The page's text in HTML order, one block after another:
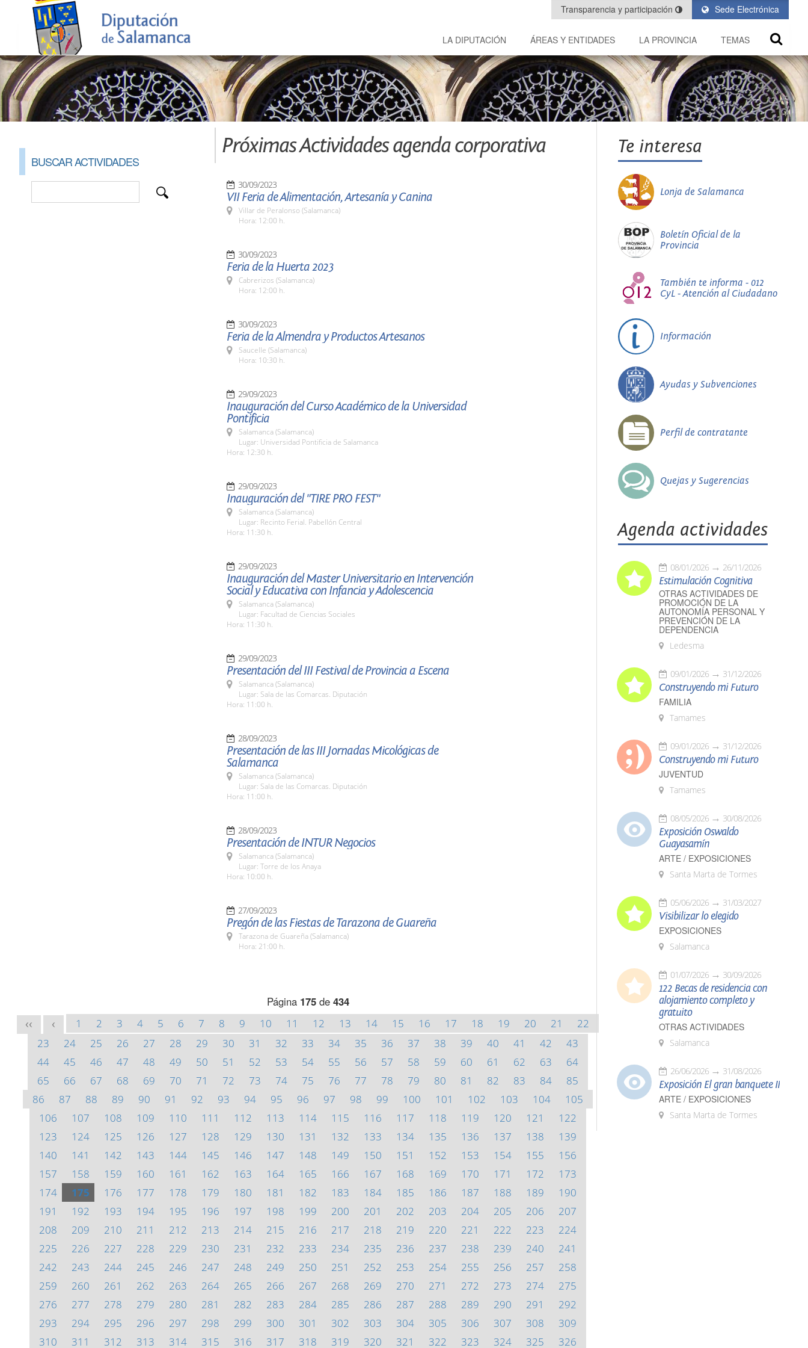
Sede Electrónica
Transparencia y participación
LA DIPUTACIÓN ÁREAS Y ENTIDADES LA PROVINCIA TEMAS
BUSCAR ACTIVIDADES
Próximas Actividades agenda corporativa
30/09/2023
VII Feria de Alimentación, Artesanía y Canina
Villar de Peralonso (Salamanca)
Hora: 12:00 h.
30/09/2023
Feria de la Huerta 2023
Cabrerizos (Salamanca)
Hora: 12:00 h.
30/09/2023
Feria de la Almendra y Productos Artesanos
Saucelle (Salamanca)
Hora: 10:30 h.
29/09/2023
Inauguración del Curso Académico de la Universidad
Pontificia
Salamanca (Salamanca)
Lugar: Universidad Pontificia de Salamanca
Hora: 12:30 h.
29/09/2023
Inauguración del "TIRE PRO FEST"
Salamanca (Salamanca)
Lugar: Recinto Ferial. Pabellón Central
Hora: 11:30 h.
29/09/2023
Inauguración del Master Universitario en Intervención
Social y Educativa con Infancia y Adolescencia
Salamanca (Salamanca)
Lugar: Facultad de Ciencias Sociales
Hora: 11:30 h.
29/09/2023
Presentación del III Festival de Provincia a Escena
Salamanca (Salamanca)
Lugar: Sala de las Comarcas. Diputación
Hora: 11:00 h.
28/09/2023
Presentación de las III Jornadas Micológicas de
Salamanca
Salamanca (Salamanca)
Lugar: Sala de las Comarcas. Diputación
Hora: 11:00 h.
28/09/2023
Presentación de INTUR Negocios
Salamanca (Salamanca)
Lugar: Torre de los Anaya
Hora: 10:00 h.
27/09/2023
Pregón de las Fiestas de Tarazona de Guareña
Tarazona de Guareña (Salamanca)
Hora: 21:00 h.
Página 175de 434
<< < 1 2 3 4 5 6 7 8 9 10 11 12 13 14 15 16 17 18 19 20 21
22
23
24 25 26 27 28 29 30 31 32 33 34 35 36 37 38 39 40 41 42
43
44
45 46 47 48 49 50 51 52 53 54 55 56 57 58 59 60 61 62 63
64
65
66 67 68 69 70 71 72 73 74 75 76 77 78 79 80 81 82 83 84
85
86
87 88 89 90 91 92 93 94 95 96 97 98 99 100 101 102 103 104
105
106
107 108 109 110 111 112 113 114 115 116 117 118 119 120 121
122
123
124 125 126 127 128 129 130 131 132 133 134 135 136 137 138
139
140
141 142 143 144 145 146 147 148 149 150 151 152 153 154 155
156
157
158 159 160 161 162 163 164 165 166 167 168 169 170 171 172
173
174
175 176 177 178 179 180 181 182 183 184 185 186 187 188 189
190
191
192 193 194 195 196 197 198 199 200 201 202 203 204 205 206
207
208
209 210 211 212 213 214 215 216 217 218 219 220 221 222 223
224
225
226 227 228 229 230 231 232 233 234 235 236 237 238 239 240
241
242
243 244 245 246 247 248 249 250 251 252 253 254 255 256 257
258
259
260 261 262 263 264 265 266 267 268 269 270 271 272 273 274
275
276
277 278 279 280 281 282 283 284 285 286 287 288 289 290 291
292
293
294 295 296 297 298 299 300 301 302 303 304 305 306 307 308
309
310
311 312 313 314 315 316 317 318 319 320 321 322 323 324 325 326
Te interesa
Lonja de Salamanca
Boletín Oficial de la
Provincia
También te informa - 012
CyL - Atención al Ciudadano
Información
Ayudas y Subvenciones
Perfil de contratante
Quejas y Sugerencias
Agenda actividades
08/01/2026 26/11/2026
Estimulación Cognitiva
OTRAS ACTIVIDADES DE
PROMOCIÓN DE LA
AUTONOMÍA PERSONAL Y
PREVENCIÓN DE LA
DEPENDENCIA
Ledesma
09/01/2026 31/12/2026
Construyendo mi Futuro
FAMILIA
Tamames
09/01/2026 31/12/2026
Construyendo mi Futuro
JUVENTUD
Tamames
08/05/2026 30/08/2026
Exposición Oswaldo
Guayasamín
ARTE / EXPOSICIONES
Santa Marta de Tormes
05/06/2026 31/03/2027
Visibilizar lo elegido
EXPOSICIONES
Salamanca
01/07/2026 30/09/2026
122 Becas de residencia con
alojamiento completo y
gratuito
OTRAS ACTIVIDADES
Salamanca
26/06/2026 31/08/2026
Exposición El gran banquete II
ARTE / EXPOSICIONES
Santa Marta de Tormes